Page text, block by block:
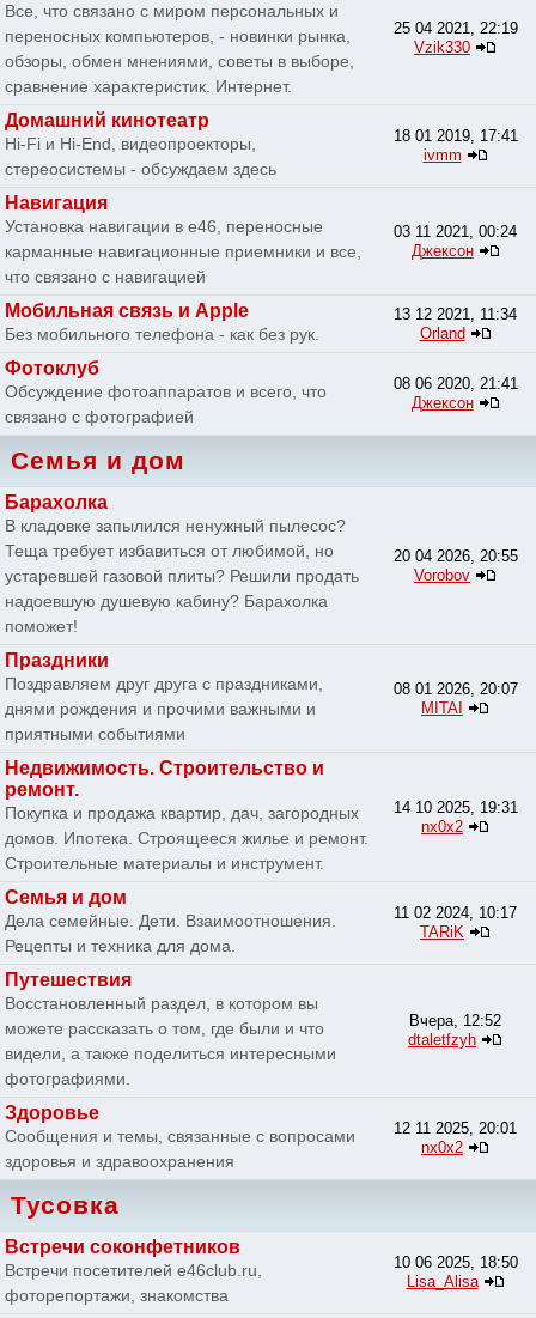
Все, что связано с миром персональных и
переносных компьютеров, - новинки рынка,
обзоры, обмен мнениями, советы в выборе,
сравнение характеристик. Интернет.
25 04 2021, 22:19
Vzik330
Домашний кинотеатр
Hi-Fi и Hi-End, видеопроекторы,
стереосистемы - обсуждаем здесь
18 01 2019, 17:41
ivmm
Навигация
Установка навигации в e46, переносные
карманные навигационные приемники и все,
что связано с навигацией
03 11 2021, 00:24
Джексон
Мобильная связь и Apple
Без мобильного телефона - как без рук.
13 12 2021, 11:34
Orland
Фотоклуб
Обсуждение фотоаппаратов и всего, что
связано с фотографией
08 06 2020, 21:41
Джексон
Семья и дом
Барахолка
В кладовке запылился ненужный пылесос?
Теща требует избавиться от любимой, но
устаревшей газовой плиты? Решили продать
надоевшую душевую кабину? Барахолка
поможет!
20 04 2026, 20:55
Vorobov
Праздники
Поздравляем друг друга с праздниками,
днями рождения и прочими важными и
приятными событиями
08 01 2026, 20:07
MITAI
Недвижимость. Строительство и
ремонт.
Покупка и продажа квартир, дач, загородных
домов. Ипотека. Строящееся жилье и ремонт.
Строительные материалы и инструмент.
14 10 2025, 19:31
nx0x2
Семья и дом
Дела семейные. Дети. Взаимоотношения.
Рецепты и техника для дома.
11 02 2024, 10:17
TARiK
Путешествия
Восстановленный раздел, в котором вы
можете рассказать о том, где были и что
видели, а также поделиться интересными
фотографиями.
Вчера, 12:52
dtaletfzyh
Здоровье
Сообщения и темы, связанные с вопросами
здоровья и здравоохранения
12 11 2025, 20:01
nx0x2
Тусовка
Встречи соконфетников
Встречи посетителей e46club.ru,
фоторепортажи, знакомства
10 06 2025, 18:50
Lisa_Alisa